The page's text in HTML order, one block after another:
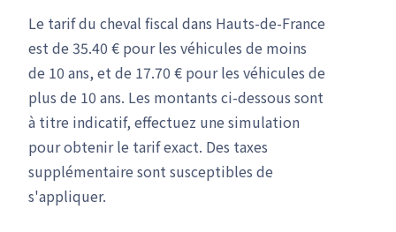
Le tarif du cheval fiscal dans Hauts-de-France
est de 35.40 € pour les véhicules de moins
de 10 ans, et de 17.70 € pour les véhicules de
plus de 10 ans. Les montants ci-dessous sont
à titre indicatif, effectuez une simulation
pour obtenir le tarif exact. Des taxes
supplémentaire sont susceptibles de
s'appliquer.